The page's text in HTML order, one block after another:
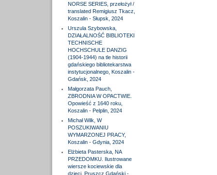
NORSE SERIES, przełożył /
translated Remigiusz Tkacz,
Koszalin - Słupsk, 2024
Urszula Szybowska,
DZIAŁALNOŚĆ BIBLIOTEKI
TECHNISCHE
HOCHSCHULE DANZIG
(1904-1944) na tle historii
gdańskiego bibliotekarstwa
instytucjonalnego, Koszalin -
Gdańsk, 2024
Małgorzata Pauch,
ZBRODNIA W OPACTWIE.
Opowieść z 1640 roku,
Koszalin - Pelplin, 2024
Michał Wilk, W
POSZUKIWANIU
WYMARZONEJ PRACY,
Koszalin - Gdynia, 2024
Elżbieta Pasterska, NA
PRZEDOMKU. Ilustrowane
wiersze kociewskie dla
dzieci, Pruszcz Gdański -